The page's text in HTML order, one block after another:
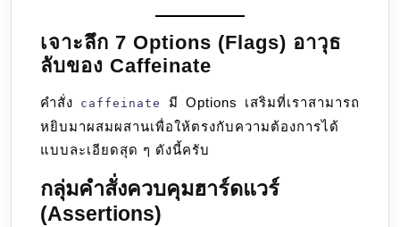
เจาะลึก 7 Options (Flags) อาวุธ
ลับของ Caffeinate
คำสั่ง caffeinate
มี Options เสริมที่เราสามารถ
หยิบมาผสมผสานเพื่อให้ตรงกับความต้องการได้
แบบละเอียดสุด ๆ ดังนี้ครับ
กลุ่มคำสั่งควบคุมฮาร์ดแวร์
(Assertions)